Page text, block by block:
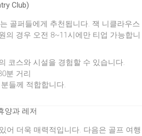
Club)
골퍼들에게 추천됩니다. 잭 니클라우스
의 경우 오전 8~11시에만 티업 가능합니
코스와 시설을 경험할 수 있습니다.
분 거리
들께 적합합니다.
양과 레저
어 더욱 매력적입니다. 다음은 골프 여행